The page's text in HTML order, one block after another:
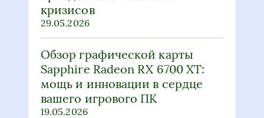
кризисов
29.05.2026
Обзор графической карты
Sapphire Radeon RX 6700 XT:
мощь и инновации в сердце
вашего игрового ПК
19.05.2026